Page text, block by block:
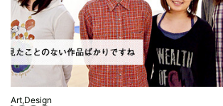
Art,Design